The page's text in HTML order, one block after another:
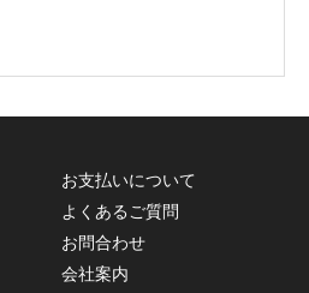
お支払いについて
よくあるご質問
お問合わせ
会社案内